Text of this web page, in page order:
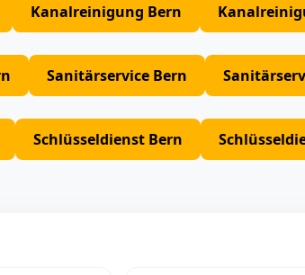
Kanalreinigung Bern
Sanitärservice Bern
Schlüsseldienst Bern